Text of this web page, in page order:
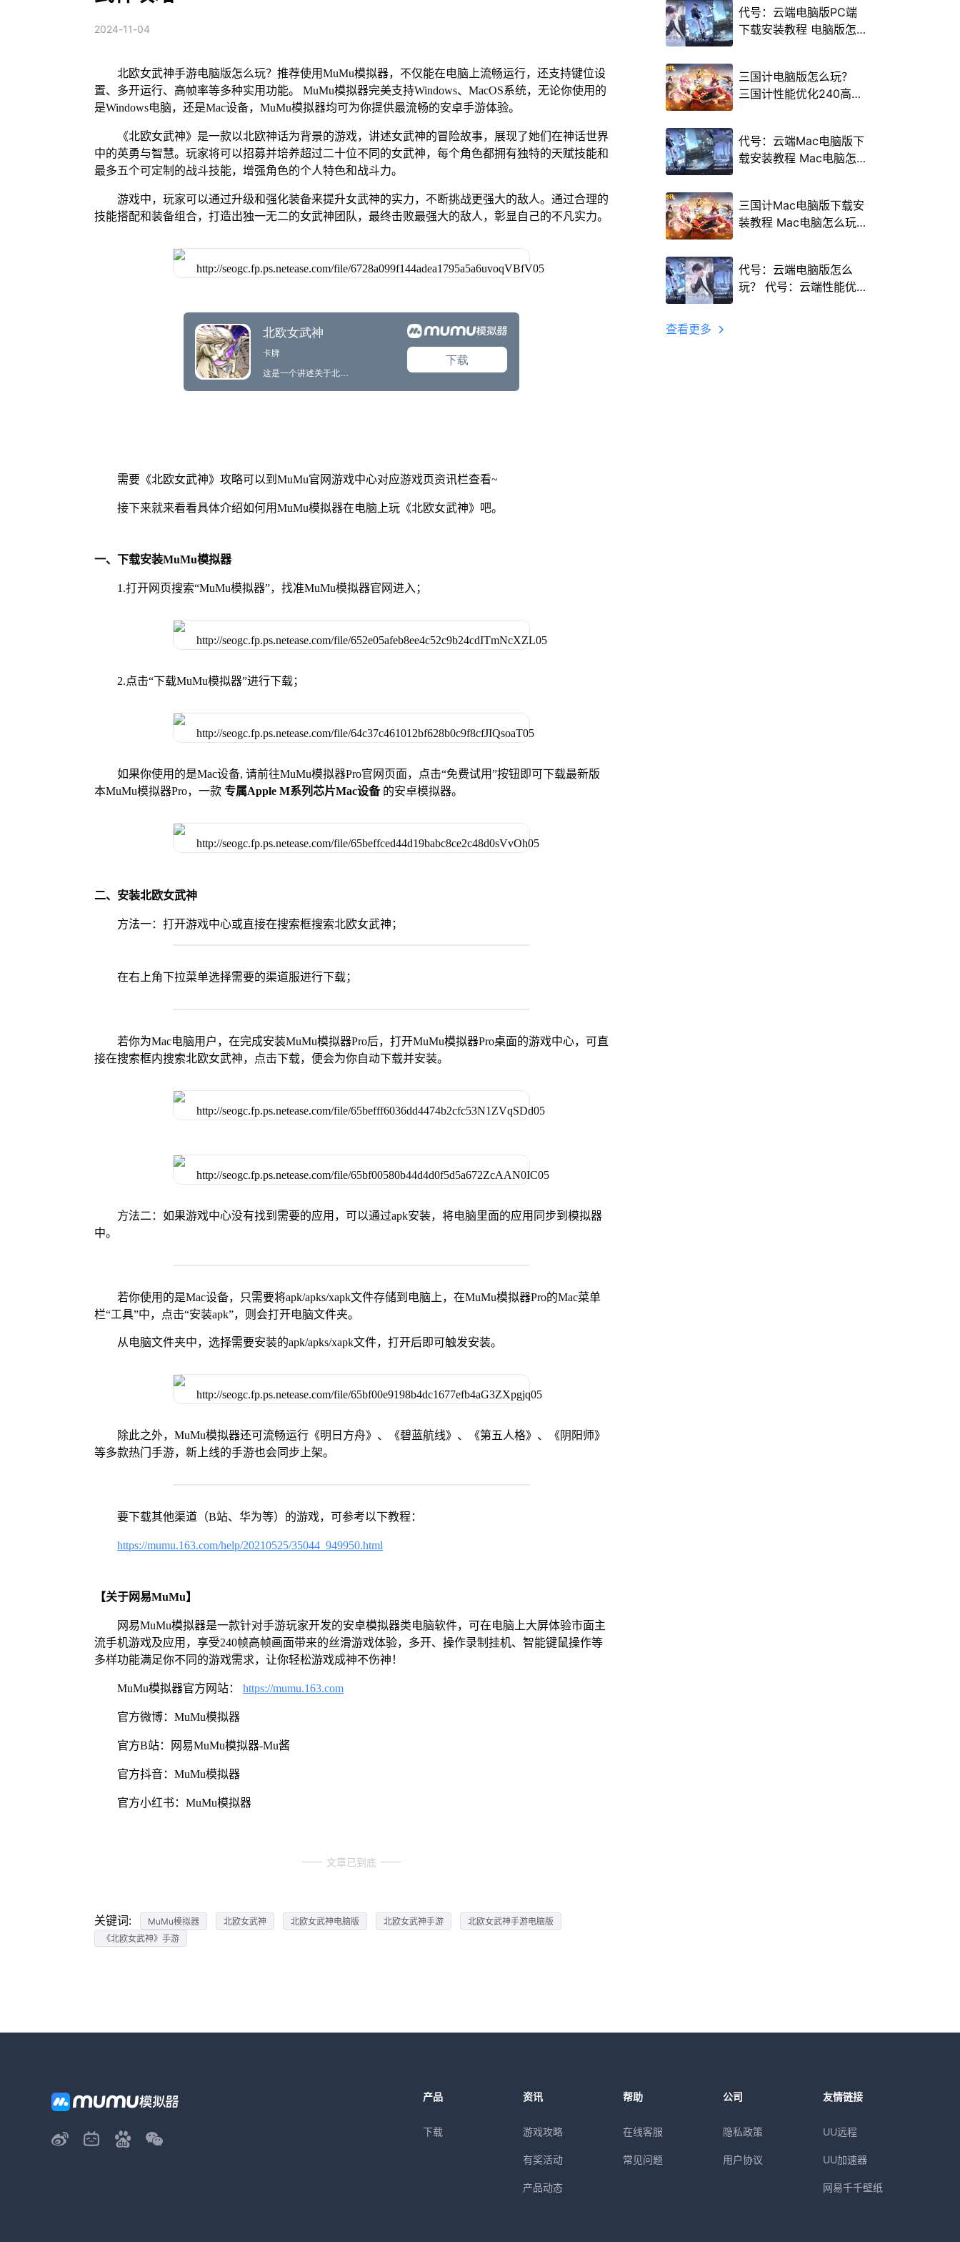
2024-11-04
北欧女武神手游电脑版怎么玩？推荐使用MuMu模拟器，不仅能在电脑上流畅运行，还支持键位设
置、多开运行、高帧率等多种实用功能。 MuMu模拟器完美支持Windows、MacOS系统，无论你使用的
是Windows电脑，还是Mac设备，MuMu模拟器均可为你提供最流畅的安卓手游体验。
《北欧女武神》是一款以北欧神话为背景的游戏，讲述女武神的冒险故事，展现了她们在神话世界
中的英勇与智慧。玩家将可以招募并培养超过二十位不同的女武神，每个角色都拥有独特的天赋技能和
最多五个可定制的战斗技能，增强角色的个人特色和战斗力。
游戏中，玩家可以通过升级和强化装备来提升女武神的实力，不断挑战更强大的敌人。通过合理的
技能搭配和装备组合，打造出独一无二的女武神团队，最终击败最强大的敌人，彰显自己的不凡实力。
需要《北欧女武神》攻略可以到MuMu官网游戏中心对应游戏页资讯栏查看~
接下来就来看看具体介绍如何用MuMu模拟器在电脑上玩《北欧女武神》吧。
一、下载安装MuMu模拟器
1.打开网页搜索“MuMu模拟器”，找准MuMu模拟器官网进入；
2.点击“下载MuMu模拟器”进行下载；
如果你使用的是Mac设备, 请前往MuMu模拟器Pro官网页面，点击“免费试用”按钮即可下载最新版
本MuMu模拟器Pro，一款 专属Apple M系列芯片Mac设备 的安卓模拟器。
二、安装北欧女武神
方法一：打开游戏中心或直接在搜索框搜索北欧女武神；
在右上角下拉菜单选择需要的渠道服进行下载；
若你为Mac电脑用户，在完成安装MuMu模拟器Pro后，打开MuMu模拟器Pro桌面的游戏中心，可直
接在搜索框内搜索北欧女武神，点击下载，便会为你自动下载并安装。
方法二：如果游戏中心没有找到需要的应用，可以通过apk安装，将电脑里面的应用同步到模拟器
中。
若你使用的是Mac设备，只需要将apk/apks/xapk文件存储到电脑上，在MuMu模拟器Pro的Mac菜单
栏“工具”中，点击“安装apk”，则会打开电脑文件夹。
从电脑文件夹中，选择需要安装的apk/apks/xapk文件，打开后即可触发安装。
除此之外，MuMu模拟器还可流畅运行《明日方舟》、《碧蓝航线》、《第五人格》、《阴阳师》
等多款热门手游，新上线的手游也会同步上架。
要下载其他渠道（B站、华为等）的游戏，可参考以下教程：
https://mumu.163.com/help/20210525/35044_949950.html
【关于网易MuMu】
网易MuMu模拟器是一款针对手游玩家开发的安卓模拟器类电脑软件，可在电脑上大屏体验市面主
流手机游戏及应用，享受240帧高帧画面带来的丝滑游戏体验，多开、操作录制挂机、智能键鼠操作等
多样功能满足你不同的游戏需求，让你轻松游戏成神不伤神！
MuMu模拟器官方网站： https://mumu.163.com
官方微博：MuMu模拟器
官方B站：网易MuMu模拟器-Mu酱
官方抖音：MuMu模拟器
官方小红书：MuMu模拟器
文章已到底
关键词: MuMu模拟器 北欧女武神 北欧女武神电脑版 北欧女武神手游
北欧女武神手游电脑版
《北欧女武神》手游
代号：云端电脑版PC端
下载安装教程 电脑版怎
三国计电脑版怎么玩？
三国计性能优化240高帧
代号：云端Mac电脑版下
载安装教程 Mac电脑怎
三国计Mac电脑版下载安
装教程 Mac电脑怎么玩
代号：云端电脑版怎么
玩？ 代号：云端性能优
查看更多
产品
下载
资讯
游戏攻略
有奖活动
产品动态
帮助
在线客服
常见问题
公司
隐私政策
用户协议
友情链接
UU远程
UU加速器
网易千千壁纸